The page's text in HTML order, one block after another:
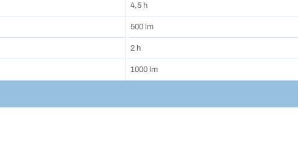
4,5 h
500 lm
2 h
1000 lm